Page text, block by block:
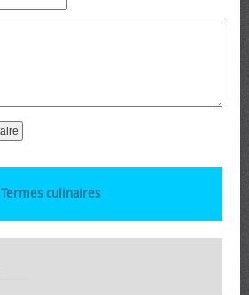
Termes culinaires